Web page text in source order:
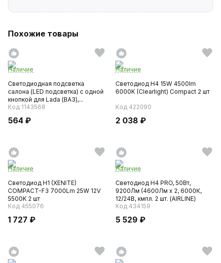
Похожие товары
Наличие
Светодиодная подсветка
салона (LED подсветка) с одной
кнопкой для Lada (ВАЗ),...
Код 1143568
564 ₽
Наличие
Светодиод H4 15W 4500lm
6000K (Clearlight) Compact 2 шт
Код 422090
2 038 ₽
Наличие
Светодиод H1 (XENITE)
COMPACT-F3 7000Lm 25W 12V
5500K 2 шт
Код 455076
1 727 ₽
Наличие
Светодиод H4 PRO, 50Вт,
9200Лм (4600Лм x 2, 6000К,
12/24В, кмпл. 2 шт. (AIRLINE)
Код 434159
5 529 ₽